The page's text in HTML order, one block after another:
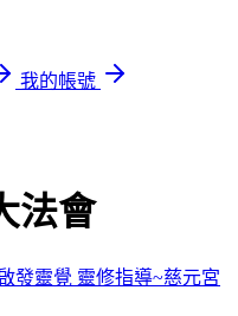
我的帳號
法會